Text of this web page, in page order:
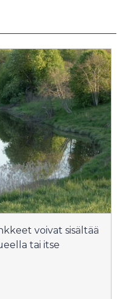
voivat sisältää
tai itse